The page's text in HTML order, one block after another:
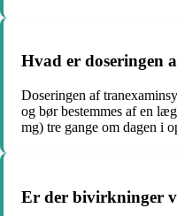
Hvad er doseringen
Doseringen af
og bør bestemmes af en
mg) tre gange om dagen i
Er der bivirkninger